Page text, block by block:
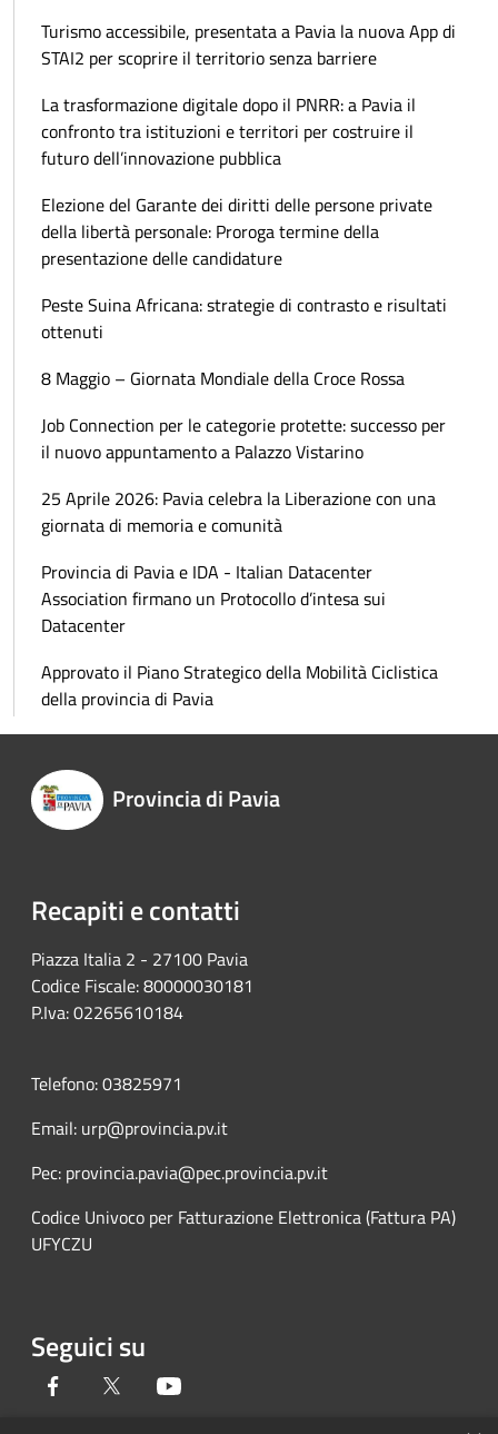
Turismo accessibile, presentata a Pavia la nuova App di
STAI2 per scoprire il territorio senza barriere
La trasformazione digitale dopo il PNRR: a Pavia il
confronto tra istituzioni e territori per costruire il
futuro dell’innovazione pubblica
Elezione del Garante dei diritti delle persone private
della libertà personale: Proroga termine della
presentazione delle candidature
Peste Suina Africana: strategie di contrasto e risultati
ottenuti
8 Maggio – Giornata Mondiale della Croce Rossa
Job Connection per le categorie protette: successo per
il nuovo appuntamento a Palazzo Vistarino
25 Aprile 2026: Pavia celebra la Liberazione con una
giornata di memoria e comunità
Provincia di Pavia e IDA - Italian Datacenter
Association firmano un Protocollo d’intesa sui
Datacenter
Approvato il Piano Strategico della Mobilità Ciclistica
della provincia di Pavia
Provincia di Pavia
Recapiti e contatti
Piazza Italia 2 - 27100 Pavia
Codice Fiscale: 80000030181
P.Iva: 02265610184
Telefono: 03825971
Email: urp@provincia.pv.it
Pec: provincia.pavia@pec.provincia.pv.it
Codice Univoco per Fatturazione Elettronica (Fattura PA)
UFYCZU
Seguici su
Facebook Twitter